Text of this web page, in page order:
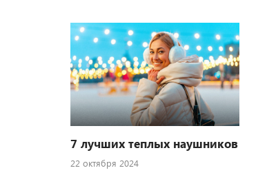
7 лучших теплых наушников
22 октября 2024